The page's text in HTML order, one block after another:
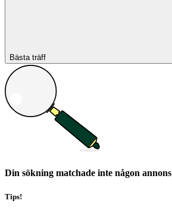
Bästa träff
Din sökning matchade inte någon annons
Tips!